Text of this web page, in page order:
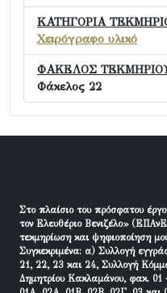
ΚΑΤΗΓΟΡΙΑ
Χειρόγραφο υλικό
ΦΑΚΕΛΟΣ
Φάκελος 22
Στο πλαίσιο του πρόσφατου
τον Ελευθέριο Βενιζέλο»
τεκμηρίωση και ψηφιοποίηση
Συγκεκριμένα: α) Συλλογή
21, 22, 23 και 24, Συλλογή
Δημητρίου Κακλαμάνου, φακ.